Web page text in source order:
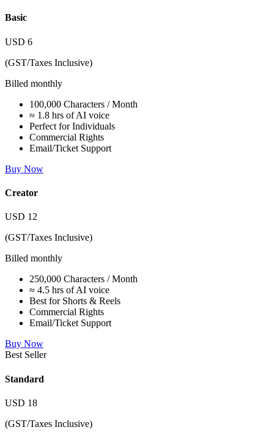
Basic
USD 6
(GST/Taxes Inclusive)
Billed monthly
100,000 Characters / Month
≈ 1.8 hrs of AI voice
Perfect for Individuals
Commercial Rights
Email/Ticket Support
Buy Now
Creator
USD 12
(GST/Taxes Inclusive)
Billed monthly
250,000 Characters / Month
≈ 4.5 hrs of AI voice
Best for Shorts & Reels
Commercial Rights
Email/Ticket Support
Buy Now
Best Seller
Standard
USD 18
(GST/Taxes Inclusive)